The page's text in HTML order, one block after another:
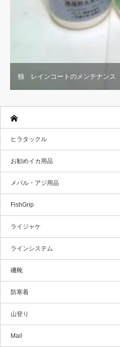
独 レインコートのメンテナンス
ヒラタックル
お勧めイカ用品
メバル・アジ用品
FishGrip
ライジャケ
ラインシステム
磯靴
防寒着
山登り
Mail